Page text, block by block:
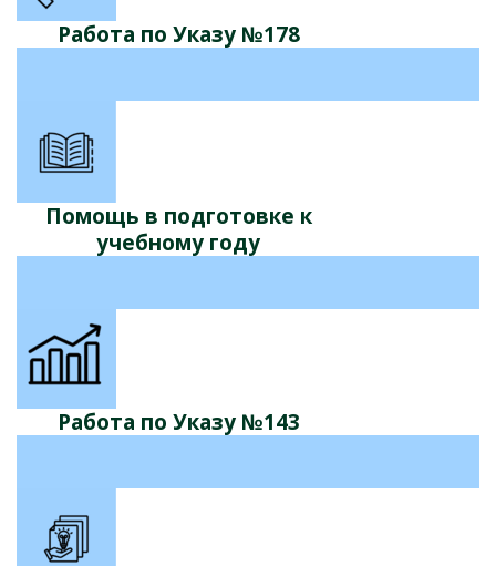
Работа по Указу №178
Помощь в подготовке к
учебному году
Работа по Указу №143